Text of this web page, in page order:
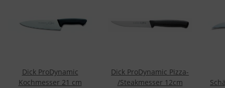
Dick ProDynamic
Kochmesser 21 cm
Dick ProDynamic Pizza-
/Steakmesser 12cm